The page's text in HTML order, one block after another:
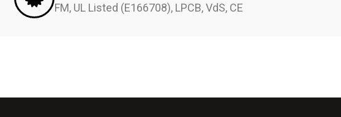
FM, UL Listed (E166708), LPCB, VdS, CE